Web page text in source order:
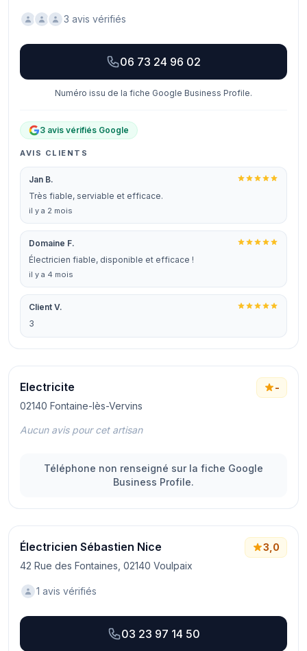
3 avis vérifiés
06 73 24 96 02
Numéro issu de la fiche Google Business Profile.
3 avis vérifiés Google
AVIS CLIENTS
Jan B.
Très fiable, serviable et efficace.
il y a 2 mois
Domaine F.
Électricien fiable, disponible et efficace !
il y a 4 mois
Client V.
3
Electricite
02140 Fontaine-lès-Vervins
-
Aucun avis pour cet artisan
Téléphone non renseigné sur la fiche Google
Business Profile.
Électricien Sébastien Nice
42 Rue des Fontaines, 02140 Voulpaix
3,0
1 avis vérifiés
03 23 97 14 50